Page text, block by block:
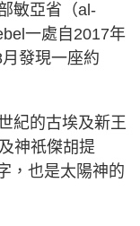
敏亞省（al-
一處自2017年
發現一座約
紀的古埃及新王
神祇傑胡提
，也是太陽神的